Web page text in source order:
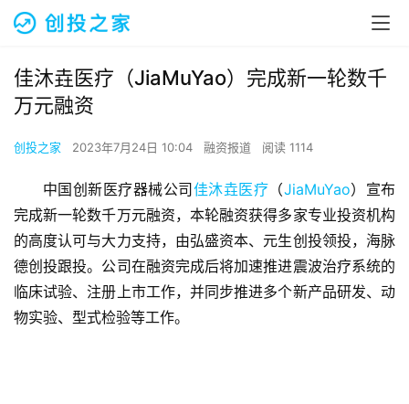
佳沐垚医疗（JiaMuYao）完成新一轮数千
万元融资
创投之家 2023年7月24日 10:04 融资报道 阅读 1114
中国创新医疗器械公司 佳沐垚医疗 （JiaMuYao）宣布
完成新一轮数千万元融资，本轮融资获得多家专业投资机构
的高度认可与大力支持，由弘盛资本、元生创投领投，海脉
德创投跟投。公司在融资完成后将加速推进震波治疗系统的
临床试验、注册上市工作，并同步推进多个新产品研发、动
物实验、型式检验等工作。